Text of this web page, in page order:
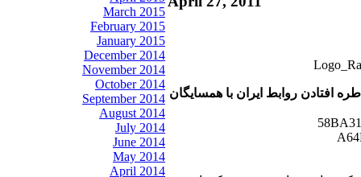
March 2015
February 2015
January 2015
December 2014
November 2014
October 2014
September 2014
August 2014
July 2014
June 2014
May 2014
April 2014
افتادن روابط ایران با همسایگان